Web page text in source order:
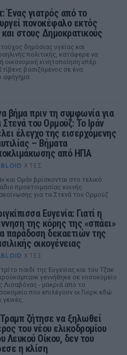
Ένας γιατρός από το
πονοκέφαλο εκτός
στους Δημοκρατικούς
δημόσιας υγείας και
πολιτικής, κατάφερε να
κινητοποίηση υπέρ
βασιζόμενος σε ένα
αφήγημα
βήμα πριν τη συμφωνία για
Στενά του Ορμούζ: Το Ιράν
έλεγχο της εισερχόμενης
– Βήματα
από ΗΠΑ
ΧΤΕΣ
και Ομάν βρίσκονται στο τελικό
προετοιμασίας κοινής
για τα Στενά του Ορμούζ
Ευγενία: Γιατί η
της κόρης της «σπάει»
παράδοση δεκαετιών της
οικογένειας
ΧΤΕΣ
παιδί της Ευγενίας και του Τζακ
γεννήθηκε σε νοσοκομείο
Λισαβόνας - μακριά από το
που επιλέγουν οι Γιορκ εδώ
γενιές.
ζήτησε να ξηλωθεί
του νέου ελικοδρομίου
Λευκού Οίκου, δεν του
η κλίση